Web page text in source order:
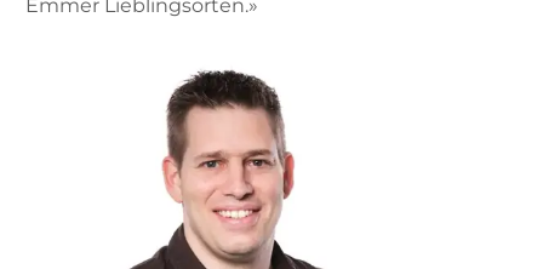
Emmer Lieblingsorten.»